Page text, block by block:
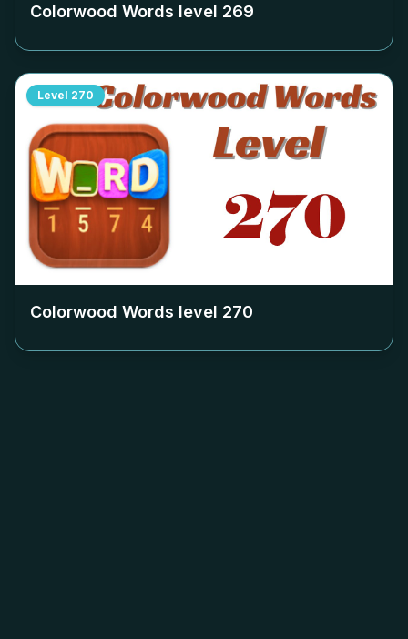
Colorwood Words level 269
Level 270
Colorwood Words level 270